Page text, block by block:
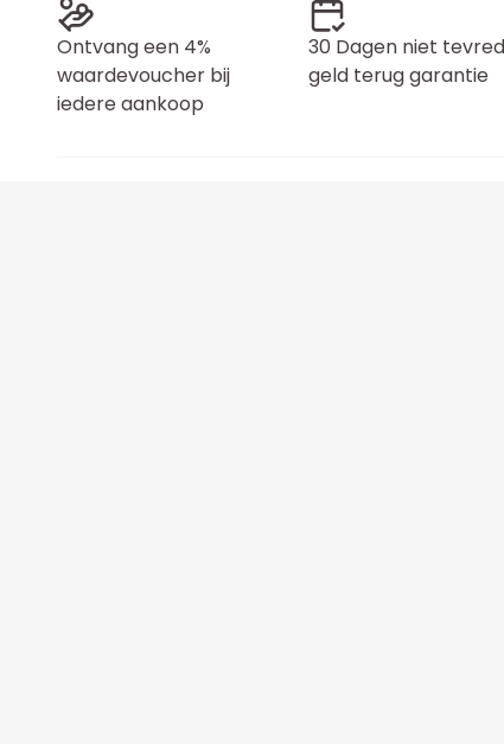
Ontvang een 4%
waardevoucher bij
iedere aankoop
30 Dagen niet
geld terug garantie